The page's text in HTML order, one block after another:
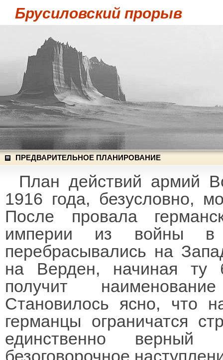
Брусиловский прорыв
ПРЕДВАРИТЕЛЬНОЕ ПЛАНИРОВАНИЕ
План действий армий
1916 года, безусловно,
После провала
империи из войны в
перебрасывались на
на Верден, начиная ту
получит
Становилось ясно, что
германцы ограничатся
единственно
безоговорочное